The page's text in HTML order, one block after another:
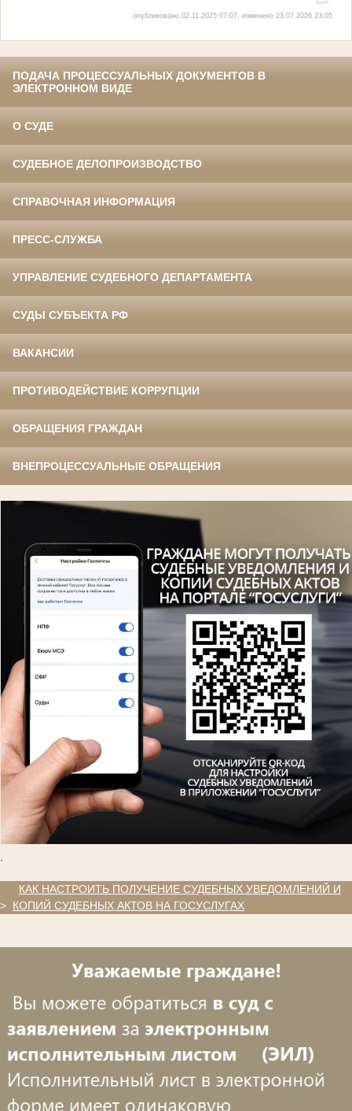
опубликовано 02.11.2025 07:07, изменено 23.07.2026 23:05
ПОДАЧА ПРОЦЕССУАЛЬНЫХ ДОКУМЕНТОВ В
ЭЛЕКТРОННОМ ВИДЕ
О СУДЕ
СУДЕБНОЕ ДЕЛОПРОИЗВОДСТВО
СПРАВОЧНАЯ ИНФОРМАЦИЯ
ПРЕСС-СЛУЖБА
УПРАВЛЕНИЕ СУДЕБНОГО ДЕПАРТАМЕНТА
СУДЫ СУБЪЕКТА РФ
ВАКАНСИИ
ПРОТИВОДЕЙСТВИЕ КОРРУПЦИИ
ОБРАЩЕНИЯ ГРАЖДАН
ВНЕПРОЦЕССУАЛЬНЫЕ ОБРАЩЕНИЯ
>
КАК НАСТРОИТЬ ПОЛУЧЕНИЕ СУДЕБНЫХ УВЕДОМЛЕНИЙ И
КОПИЙ СУДЕБНЫХ АКТОВ НА ГОСУСЛУГАХ